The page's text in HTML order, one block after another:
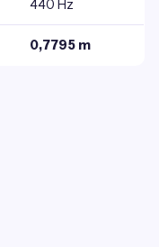
440 Hz
0,7795 m